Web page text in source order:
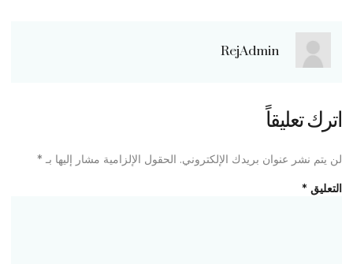
RejAdmin
اترك تعليقاً
لن يتم نشر عنوان بريدك الإلكتروني. الحقول الإلزامية مشار إليها بـ *
التعليق *